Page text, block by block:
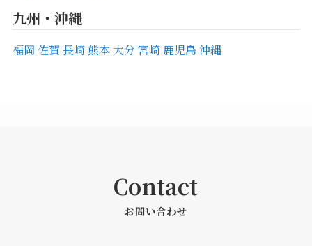
九州・沖縄
福岡 佐賀 長崎熊本大分宮崎 鹿児島沖縄
Contact
お問い合わせ